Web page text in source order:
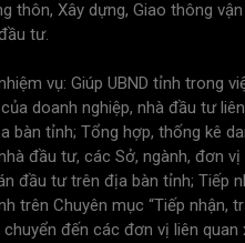
thôn, Xây dựng, Giao thông
tư.
vụ: Giúp UBND tỉnh trong
doanh nghiệp, nhà đầu tư
bàn tỉnh; Tổng hợp, thống kê
đầu tư, các Sở, ngành, đơn
đầu tư trên địa bàn tỉnh; Tiếp
trên Chuyên mục “Tiếp nhận,
đến các đơn vị liên